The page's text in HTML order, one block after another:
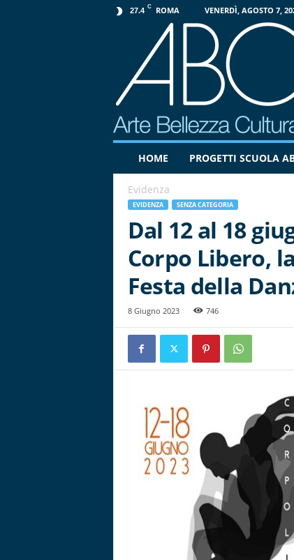
27.4 C ROMA VENERDÌ, AGOSTO 7,
o
HOME PROGETTI SCUOLA
Evidenza
EVIDENZA SENZA CATEGORIA
Dal 12 al 18
Corpo Libero,
Festa della
8 Giugno 2023 746